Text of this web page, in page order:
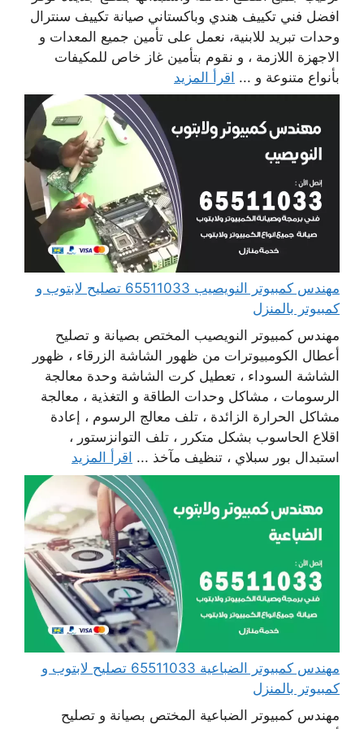
افضل فني تكييف هندي وباكستاني صيانة تكييف سنترال
وحدات تبريد للابنية، نعمل على تأمين جميع المعدات و
الاجهزة اللازمة ، و نقوم بتأمين غاز خاص للمكيفات
بأنواع متنوعة و ... اقرأ المزيد
مهندس كمبيوتر النويصيب 65511033 تصليح لابتوب و
كمبيوتر بالمنزل
مهندس كمبيوتر النويصيب المختص بصيانة و تصليح
أعطال الكومبيوترات من ظهور الشاشة الزرقاء ، ظهور
الشاشة السوداء ، تعطيل كرت الشاشة وحدة معالجة
الرسومات ، مشاكل وحدات الطاقة و التغذية ، معالجة
مشاكل الحرارة الزائدة ، تلف معالج الرسوم ، إعادة
اقلاع الحاسوب بشكل متكرر ، تلف التوانزستور ،
استبدال بور سبلاي ، تنظيف مآخذ ... اقرأ المزيد
مهندس كمبيوتر الضباعية 65511033 تصليح لابتوب و
كمبيوتر بالمنزل
مهندس كمبيوتر الضباعية المختص بصيانة و تصليح